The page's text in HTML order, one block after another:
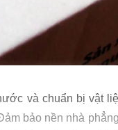
và chuẩn bị vật
bảo nền nhà